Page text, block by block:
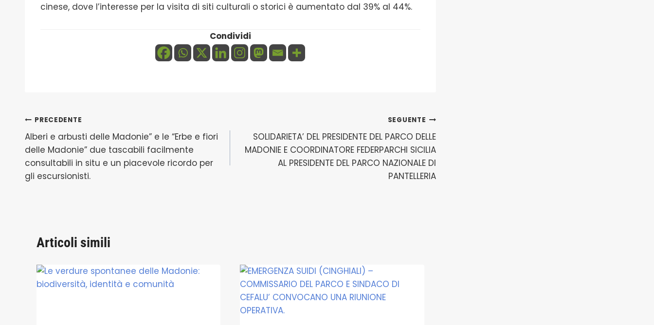
cinese, dove l’interesse per la visita di siti culturali o storici è aumentato dal 39% al 44%.
Condividi
Navigazione
articoli
PRECEDENTE
Alberi e arbusti delle Madonie” e le “Erbe e fiori
delle Madonie” due tascabili facilmente
consultabili in situ e un piacevole ricordo per
gli escursionisti.
SEGUENTE
SOLIDARIETA’ DEL PRESIDENTE DEL PARCO DELLE
MADONIE E COORDINATORE FEDERPARCHI SICILIA
AL PRESIDENTE DEL PARCO NAZIONALE DI
PANTELLERIA
Articoli simili